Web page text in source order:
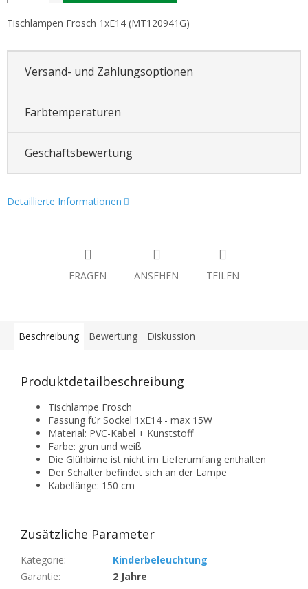
Tischlampen Frosch 1xE14 (MT120941G)
Versand- und Zahlungsoptionen
Farbtemperaturen
Geschäftsbewertung
Detaillierte Informationen
FRAGEN ANSEHEN TEILEN
Beschreibung Bewertung Diskussion
Produktdetailbeschreibung
Tischlampe Frosch
Fassung für Sockel 1xE14 - max 15W
Material: PVC-Kabel + Kunststoff
Farbe: grün und weiß
Die Glühbirne ist nicht im Lieferumfang enthalten
Der Schalter befindet sich an der Lampe
Kabellänge: 150 cm
Zusätzliche Parameter
Kategorie:
Kinderbeleuchtung
Garantie:
2 Jahre